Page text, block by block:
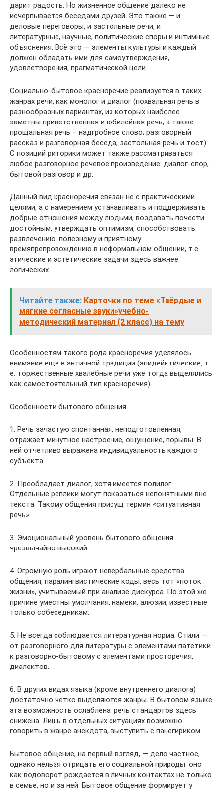
дарит радость. Но жизненное общение далеко не
исчерпывается беседами друзей. Это также — и
деловые переговоры, и застольные речи, и
литературные, научные, политические споры и интимные
объяснения. Всё это — элементы культуры и каждый
должен обладать ими для самоутверждения,
удовлетворения, прагматической цели.
Социально-бытовое красноречие реализуется в таких
жанрах речи, как монолог и диалог (похвальная речь в
разнообразных вариантах, из которых наиболее
заметны приветственная и юбилейная речь, а также
прощальная речь – надгробное слово; разговорный
рассказ и разговорная беседа; застольная речь и тост).
С позиций риторики может также рассматриваться
любое разговорное речевое произведение: диалог-спор,
бытовой разговор и др.
Данный вид красноречия связан не с практическими
целями, а с намерением устанавливать и поддерживать
добрые отношения между людьми, воздавать почести
достойным, утверждать оптимизм, способствовать
развлечению, полезному и приятному
времяпрепровождению в неформальном общении, т.е.
этические и эстетические задачи здесь важнее
логических.
Читайте также: Карточки по теме «Твёрдые и
мягкие согласные звуки»учебно-
методический материал (2 класс) на тему
Особенностям такого рода красноречия уделялось
внимание еще в античной традиции (эпидейктические, т.
е. торжественные хвалебные речи уже тогда выделялись
как самостоятельный тип красноречия).
Особенности бытового общения
1. Речь зачастую спонтанная, неподготовленная,
отражает минутное настроение, ощущение, порывы. В
ней отчетливо выражена индивидуальность каждого
субъекта.
2. Преобладает диалог, хотя имеется полилог.
Отдельные реплики могут показаться непонятными вне
текста. Такому общения присущ термин «ситуативная
речь»
3. Эмоциональный уровень бытового общения
чрезвычайно высокий.
4. Огромную роль играют невербальные средства
общения, паралингвистические коды, весь тот «поток
жизни», учитываемый при анализе дискурса. По этой же
причине уместны умолчания, намеки, алюзии, известные
только собеседникам.
5. Не всегда соблюдается литературная норма. Стили —
от разговорного для литературы с элементами патетики
к разговорно-бытовому с элементами просторечия,
диалектов.
6. В других видах языка (кроме внутреннего диалога)
достаточно четко выделяются жанры. В бытовом языке
эта возможность ослаблена, речь стандартов здесь
снижена. Лишь в отдельных ситуациях возможно
говорить в жанре анекдота, выступить с панегириком.
Бытовое общение, на первый взгляд, — дело частное,
однако нельзя отрицать его социальной природы: оно
как водоворот рождается в личных контактах не только
в семье, но и за ней. Бытовое общение формирует у